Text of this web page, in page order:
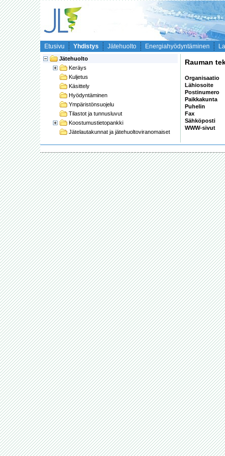
Etusivu Yhdistys Jätehuolto Energiahyödyntäminen
Jätehuolto
Keräys
Kuljetus
Käsittely
Hyödyntäminen
Ympäristönsuojelu
Tilastot ja tunnusluvut
Koostumustietopankki
Jätelautakunnat ja jätehuoltoviranomaiset
Rauman
Organisaatio
Lähiosoite
Postinumero
Paikkakunta
Puhelin
Fax
Sähköposti
WWW-sivut